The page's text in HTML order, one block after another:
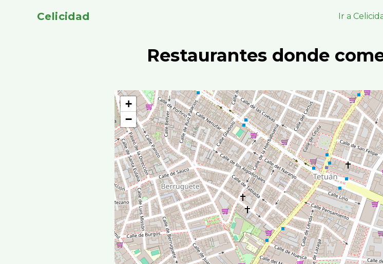
Celicidad Ir a
Restaurantes donde
+
−